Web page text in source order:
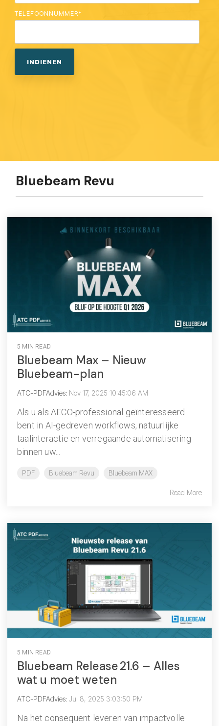
TELEFOONNUMMER*
Bluebeam Revu
5 MIN READ
Bluebeam Max – Nieuw
Bluebeam-plan
ATC-PDFAdvies: Nov 17, 2025 10:45:06 AM
Als u als AECO-professional geïnteresseerd
bent in AI-gedreven workflows, natuurlijke
taalinteractie en verregaande automatisering
binnen uw...
PDF Bluebeam Revu Bluebeam MAX
Read More
5 MIN READ
Bluebeam Release 21.6 – Alles
wat u moet weten
ATC-PDFAdvies: Jul 8, 2025 3:03:50 PM
Na het consequent leveren van impactvolle